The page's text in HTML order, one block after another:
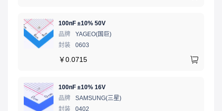
100nF ±10% 50V
品牌
YAGEO(国巨)
封装
0603
￥0.0715
100nF ±10% 16V
品牌
SAMSUNG(三星)
封装
0402